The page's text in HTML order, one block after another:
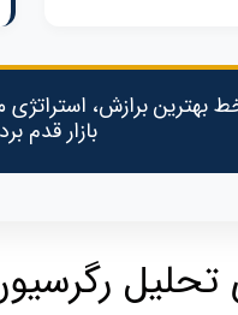
بهترین برازش، استراتژی
بازار قدم
رگرسیون